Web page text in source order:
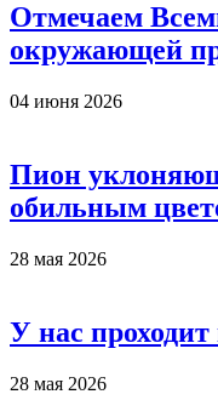
Отмечаем
окружающей
04 июня 2026
Пион
обильным
28 мая 2026
У нас
28 мая 2026